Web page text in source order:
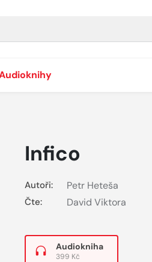
Infico
Autoři: Petr Heteša
Čte: David Viktora
Audiokniha
399 Kč